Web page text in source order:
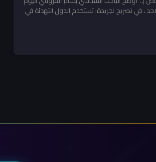
، في تصريح لجريدة: تستخدم الدول التهدئة في